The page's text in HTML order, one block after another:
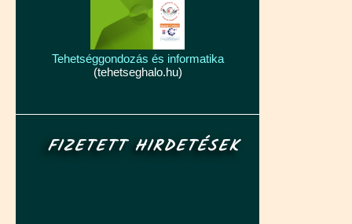
Tehetséggondozás és informatika
(tehetseghalo.hu)
FIZETETT HIRDETÉSEK